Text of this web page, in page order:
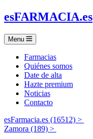
esFARMACIA.es
Menu
Farmacias
Quiénes somos
Date de alta
Hazte premium
Noticias
Contacto
esFarmacia.es (16512) >
Zamora (189) >